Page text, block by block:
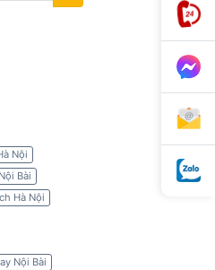
Nội
Bài
Hà Nội
Nội Bài